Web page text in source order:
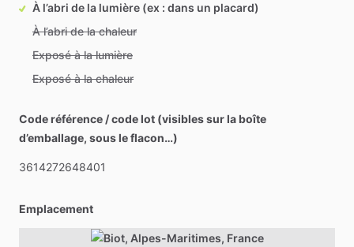
À l’abri de la lumière (ex : dans un placard)
À l’abri de la chaleur
Exposé à la lumière
Exposé à la chaleur
Code référence / code lot (visibles sur la boîte
d’emballage, sous le flacon…)
3614272648401
Emplacement